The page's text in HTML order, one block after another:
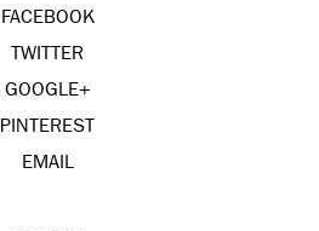
FACEBOOK
TWITTER
GOOGLE+
PINTEREST
EMAIL